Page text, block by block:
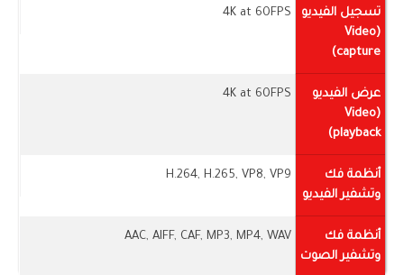
تسجيل الفيديو
(Video
capture)
4K at 60FPS
عرض الفيديو
(Video
playback)
4K at 60FPS
أنظمة فك
وتشفير الفيديو
H.264, H.265, VP8, VP9
أنظمة فك
وتشفير الصوت
AAC, AIFF, CAF, MP3, MP4, WAV